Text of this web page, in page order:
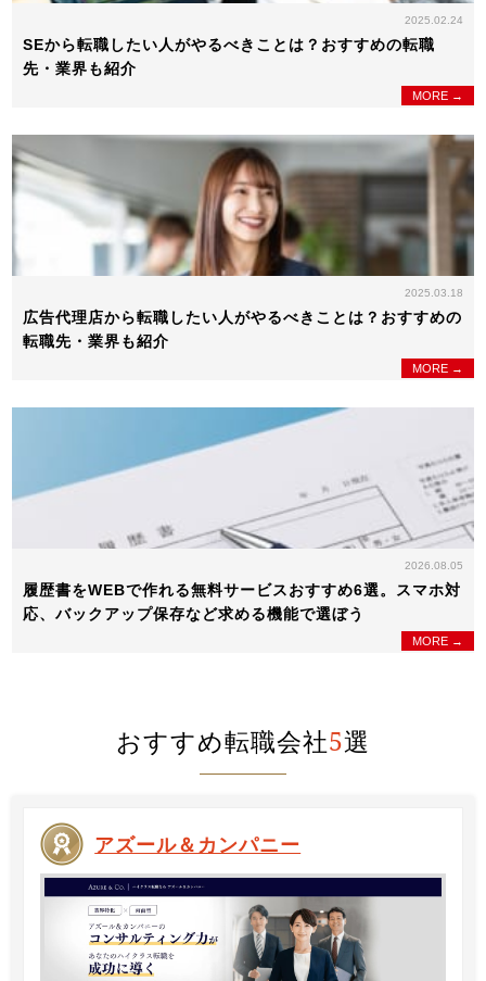
2025.02.24
SEから転職したい人がやるべきことは？おすすめの転職
先・業界も紹介
MORE →
2025.03.18
広告代理店から転職したい人がやるべきことは？おすすめの
転職先・業界も紹介
MORE →
2026.08.05
履歴書をWEBで作れる無料サービスおすすめ6選。スマホ対
応、バックアップ保存など求める機能で選ぼう
MORE →
おすすめ転職会社5選
アズール＆カンパニー